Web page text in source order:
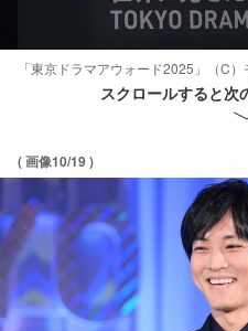
「東京ドラマアウォード2025」（C
スクロールすると次
( 画像10/19 )